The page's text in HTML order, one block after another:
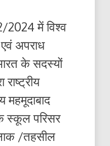
में विश्व
अपराध
के सदस्यों
राष्ट्रीय
महमूदाबाद
स्कूल परिसर
/तहसील